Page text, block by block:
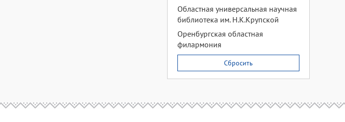
Областная универсальная научная
библиотека им. Н.К.Крупской
Оренбургская областная
филармония
Сбросить